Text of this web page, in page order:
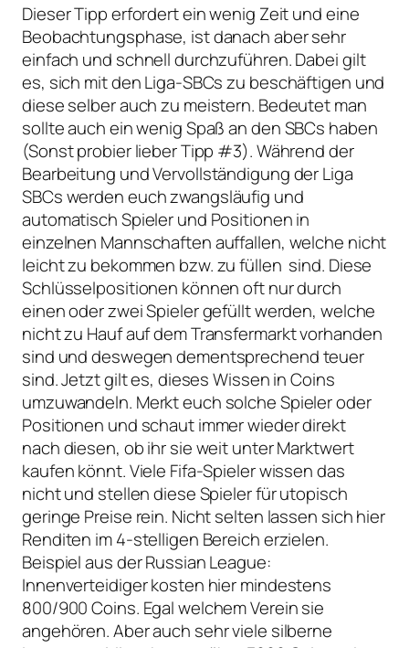
Dieser Tipp erfordert ein wenig Zeit und eine
Beobachtungsphase, ist danach aber sehr
einfach und schnell durchzuführen. Dabei gilt
es, sich mit den Liga-SBCs zu beschäftigen und
diese selber auch zu meistern. Bedeutet man
sollte auch ein wenig Spaß an den SBCs haben
(Sonst probier lieber Tipp #3). Während der
Bearbeitung und Vervollständigung der Liga
SBCs werden euch zwangsläufig und
automatisch Spieler und Positionen in
einzelnen Mannschaften auffallen, welche nicht
leicht zu bekommen bzw. zu füllen sind. Diese
Schlüsselpositionen können oft nur durch
einen oder zwei Spieler gefüllt werden, welche
nicht zu Hauf auf dem Transfermarkt vorhanden
sind und deswegen dementsprechend teuer
sind. Jetzt gilt es, dieses Wissen in Coins
umzuwandeln. Merkt euch solche Spieler oder
Positionen und schaut immer wieder direkt
nach diesen, ob ihr sie weit unter Marktwert
kaufen könnt. Viele Fifa-Spieler wissen das
nicht und stellen diese Spieler für utopisch
geringe Preise rein. Nicht selten lassen sich hier
Renditen im 4-stelligen Bereich erzielen.
Beispiel aus der Russian League:
Innenverteidiger kosten hier mindestens
800/900 Coins. Egal welchem Verein sie
angehören. Aber auch sehr viele silberne